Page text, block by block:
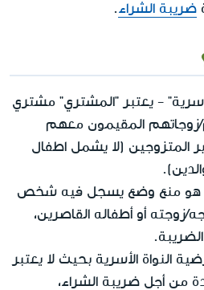
ضريبة الشراء.
- يعتبر "المشتري" مشتري
زوجاتهم المقيمون معهم
المتزوجين (لا يشمل اطفال
هو منع وضع يسجل فيه شخص
زوجته أو أطفاله القاصرين،
النواة الأسرية بحيث لا يعتبر
من أجل ضريبة الشراء،